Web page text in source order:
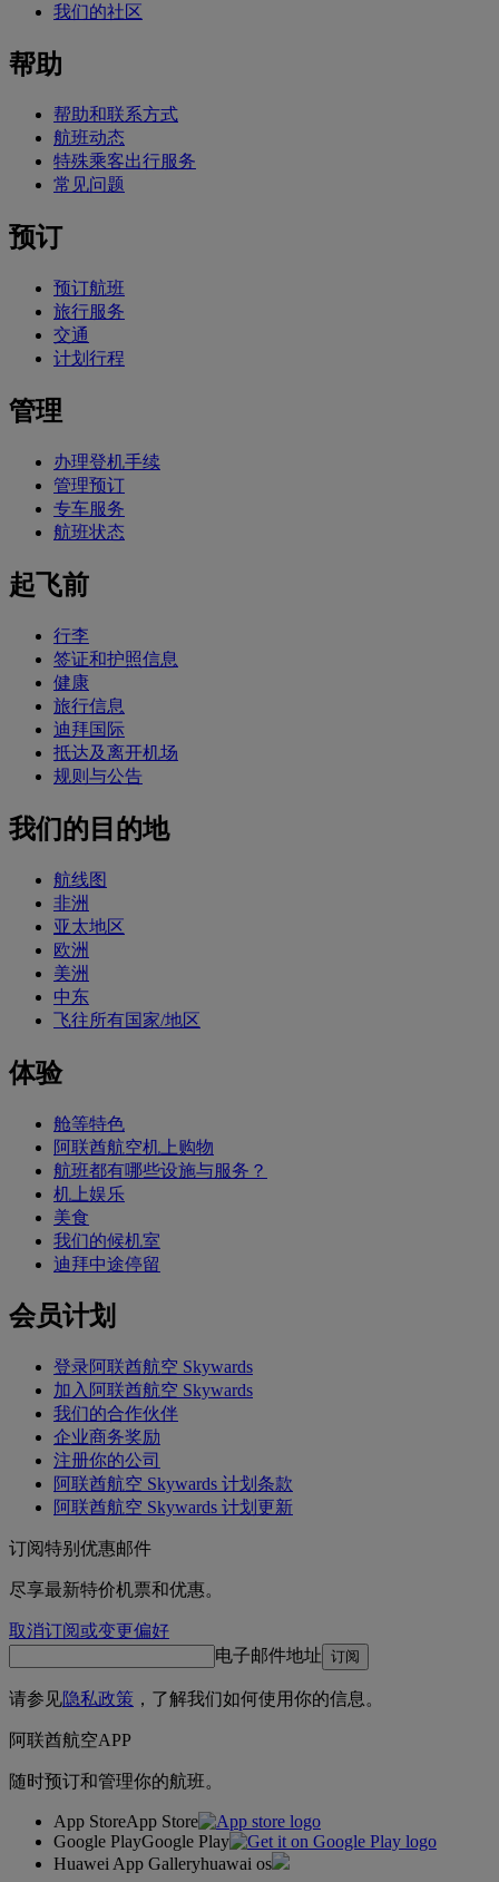
我们的社区
帮助
帮助和联系方式
航班动态
特殊乘客出行服务
常见问题
预订
预订航班
旅行服务
交通
计划行程
管理
办理登机手续
管理预订
专车服务
航班状态
起飞前
行李
签证和护照信息
健康
旅行信息
迪拜国际
抵达及离开机场
规则与公告
我们的目的地
航线图
非洲
亚太地区
欧洲
美洲
中东
飞往所有国家/地区
体验
舱等特色
阿联酋航空机上购物
航班都有哪些设施与服务？
机上娱乐
美食
我们的候机室
迪拜中途停留
会员计划
登录阿联酋航空 Skywards
加入阿联酋航空 Skywards
我们的合作伙伴
企业商务奖励
注册你的公司
阿联酋航空 Skywards 计划条款
阿联酋航空 Skywards 计划更新
订阅特别优惠邮件
尽享最新特价机票和优惠。
取消订阅或变更偏好
电子邮件地址 订阅
请参见隐私政策 ，了解我们如何使用你的信息。
阿联酋航空APP
随时预订和管理你的航班。
App StoreApp Store
Google PlayGoogle Play
Huawei App Galleryhuawai os